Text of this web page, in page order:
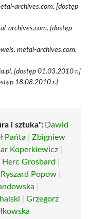
archives.com. [dostęp
archives.com. [dostęp
metal-archives.com.
[dostęp 01.03.2010 r.]
18.08.2010 r.]
i sztuka": Dawid
Pańta
Zbigniew
Koperkiewicz
Herc Grosbard
Ryszard Popow
Grzegorz